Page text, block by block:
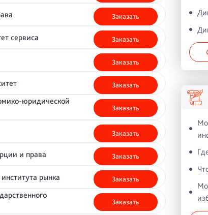
Заказать
сервиса Заказать
Заказать
Заказать
юридической
Заказать
Заказать
и права Заказать
рынка Заказать
Заказать